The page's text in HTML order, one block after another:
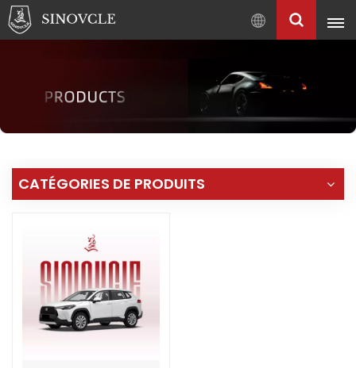
Français
English
Pусский العربية
中
CATÉGORIES DE PRODUITS